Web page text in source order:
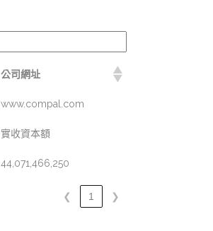
公司網址
www.compal.com
實收資本額
44,071,466,250
❮ 1 ❯